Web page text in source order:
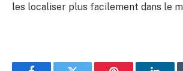
les localiser plus facilement dans le